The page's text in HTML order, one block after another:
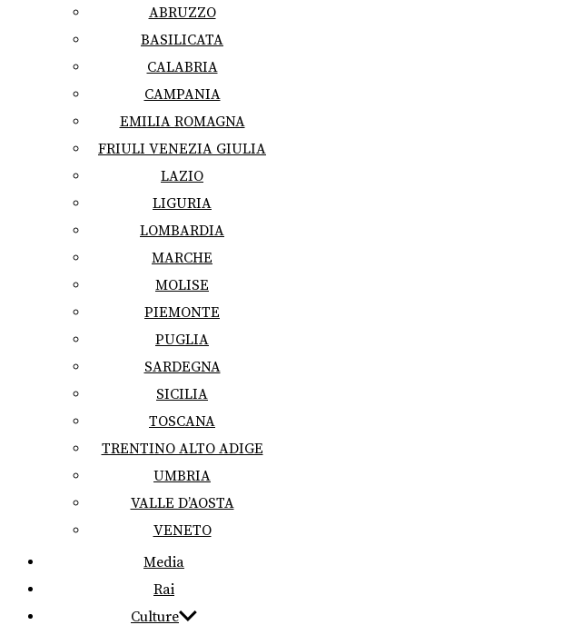
ABRUZZO
BASILICATA
CALABRIA
CAMPANIA
EMILIA ROMAGNA
FRIULI VENEZIA GIULIA
LAZIO
LIGURIA
LOMBARDIA
MARCHE
MOLISE
PIEMONTE
PUGLIA
SARDEGNA
SICILIA
TOSCANA
TRENTINO ALTO ADIGE
UMBRIA
VALLE D’AOSTA
VENETO
Media
Rai
Culture